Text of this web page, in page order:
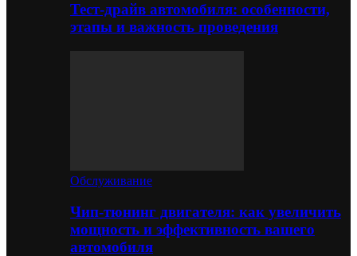
Тест-драйв автомобиля: особенности,
этапы и важность проведения
Обслуживание
Чип-тюнинг двигателя: как увеличить
мощность и эффективность вашего
автомобиля